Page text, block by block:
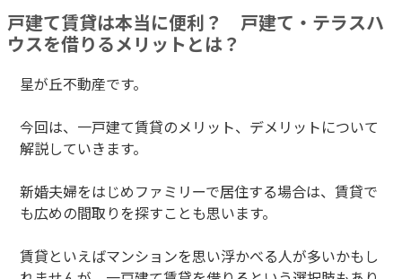
戸建て賃貸は本当に便利？ 戸建て・テラスハ
ウスを借りるメリットとは？
星が丘不動産です。
今回は、一戸建て賃貸のメリット、デメリットについて
解説していきます。
新婚夫婦をはじめファミリーで居住する場合は、賃貸で
も広めの間取りを探すことも思います。
賃貸といえばマンションを思い浮かべる人が多いかもし